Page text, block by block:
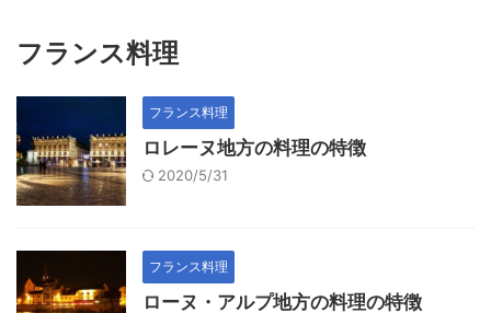
フランス料理
フランス料理
ロレーヌ地方の料理の特徴
2020/5/31
フランス料理
ローヌ・アルプ地方の料理の特徴